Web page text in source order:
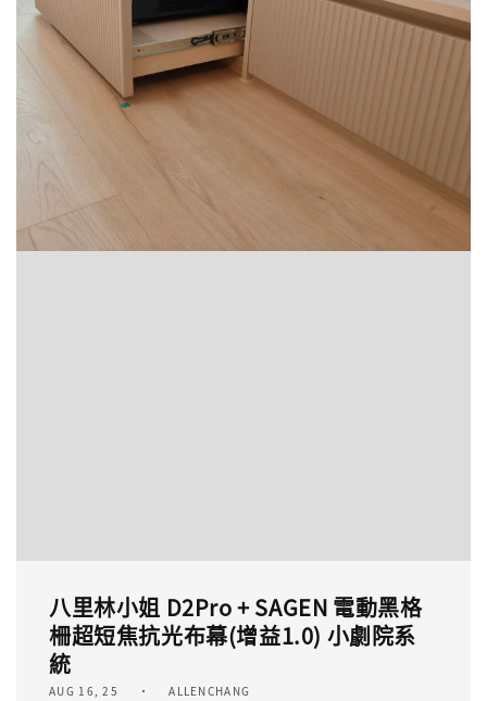
八里林小姐 D2Pro + SAGEN 電動黑格
柵超短焦抗光布幕(增益1.0) 小劇院系
統
AUG 16, 25 ALLENCHANG